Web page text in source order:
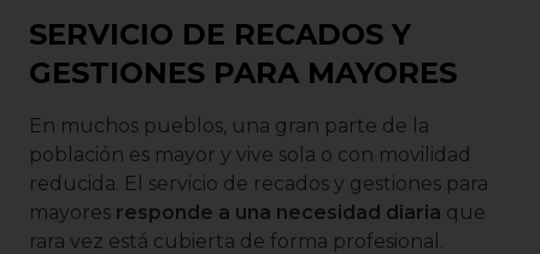
SERVICIO DE RECADOS Y
GESTIONES PARA MAYORES
En muchos pueblos, una gran parte de la
población es mayor y vive sola o con movilidad
reducida. El servicio de recados y gestiones para
mayores responde a una necesidad diaria que
rara vez está cubierta de forma profesional.